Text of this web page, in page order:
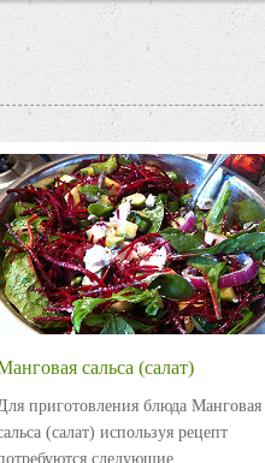
сальса (салат)
приготовления блюда Манговая
(салат) используя рецепт
следующие